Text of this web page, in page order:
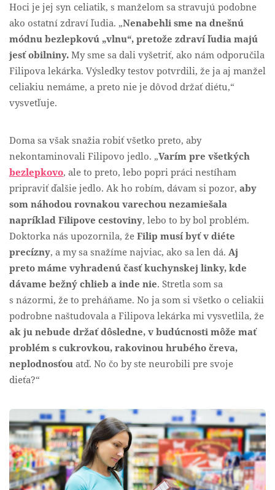
Hoci je jej syn celiatik, s manželom sa stravujú podobne
ako ostatní zdraví ľudia. „Nenabehli sme na dnešnú
módnu bezlepkovú „vlnu“, pretože zdraví ľudia majú
jesť obilniny. My sme sa dali vyšetriť, ako nám odporučila
Filipova lekárka. Výsledky testov potvrdili, že ja aj manžel
celiakiu nemáme, a preto nie je dôvod držať diétu,“
vysvetľuje.
Doma sa však snažia robiť všetko preto, aby
nekontaminovali Filipovo jedlo. „Varím pre všetkých
bezlepkovo, ale to preto, lebo popri práci nestíham
pripraviť ďalšie jedlo. Ak ho robím, dávam si pozor, aby
som náhodou rovnakou varechou nezamiešala
napríklad Filipove cestoviny, lebo to by bol problém.
Doktorka nás upozornila, že Filip musí byť v diéte
precízny, a my sa snažíme najviac, ako sa len dá. Aj
preto máme vyhradenú časť kuchynskej linky, kde
dávame bežný chlieb a inde nie. Stretla som sa
s názormi, že to preháňame. No ja som si všetko o celiakii
podrobne naštudovala a Filipova lekárka mi vysvetlila, že
ak ju nebude držať dôsledne, v budúcnosti môže mať
problém s cukrovkou, rakovinou hrubého čreva,
neplodnosťou atď. No čo by ste neurobili pre svoje
dieťa?“